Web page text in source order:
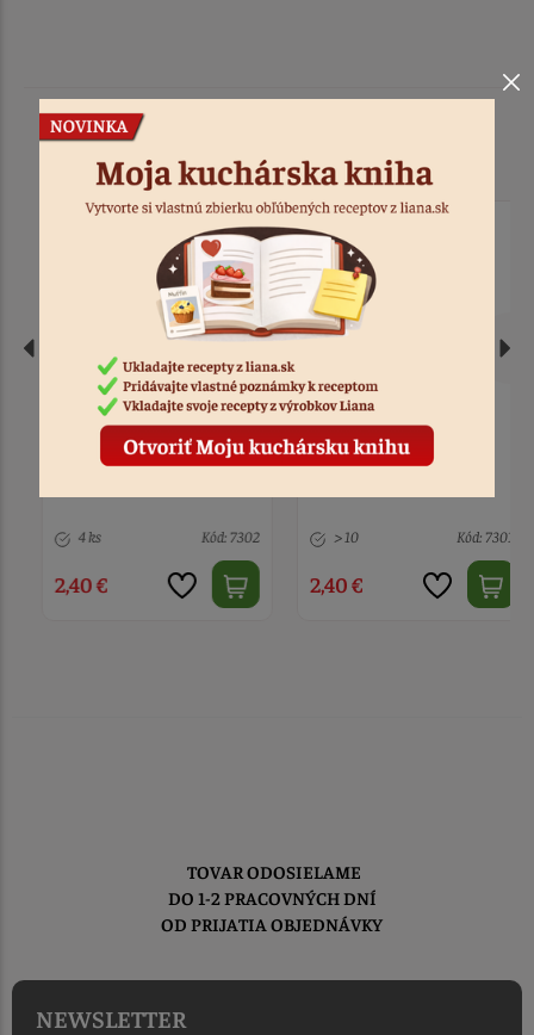
Sviečka na tortu č. 50
4 ks Kód: 7302
2,40 €
Sviečka na tortu č. 40
> 10 Kód: 7301
2,40 €
TOVAR ODOSIELAME
DO 1-2 PRACOVNÝCH DNÍ
OD PRIJATIA OBJEDNÁVKY
NEWSLETTER